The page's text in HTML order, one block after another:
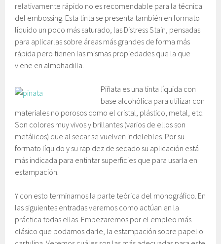
relativamente rápido no es recomendable para la técnica
del embossing. Esta tinta se presenta también en formato
líquido un poco más saturado, las Distress Stain, pensadas
para aplicarlas sobre áreas más grandes de forma más
rápida pero tienen las mismas propiedades que la que
viene en almohadilla.
Piñata es una tinta líquida con
base alcohólica para utilizar con
materiales no porosos como el cristal, plástico, metal, etc.
Son colores muy vivos y brillantes (varios de ellos son
metálicos) que al secar se vuelven indelebles. Por su
formato líquido y su rapidez de secado su aplicación está
más indicada para entintar superficies que para usarla en
estampación.
Y con esto terminamos la parte teórica del monográfico. En
las siguientes entradas veremos como actúan en la
práctica todas ellas. Empezaremos por el empleo más
clásico que podamos darle, la estampación sobre papel o